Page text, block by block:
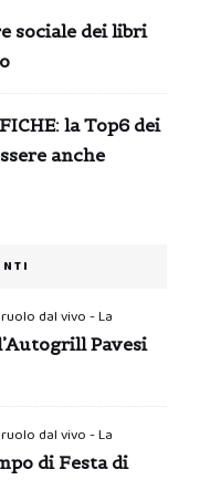
sociale dei libri
la Top6 dei
anche
dal vivo - La
Pavesi
dal vivo - La
di Festa di